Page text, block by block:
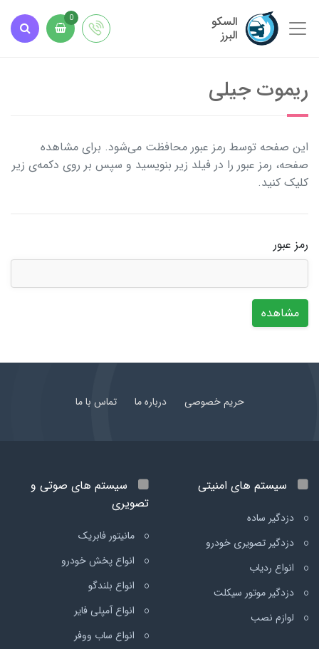
السکو
البرز
0
ریموت جیلی
این صفحه توسط رمز عبور محافظت می‌شود. برای مشاهده
صفحه، رمز عبور را در فیلد زیر بنویسید و سپس بر روی دکمه‌ی زیر
کلیک کنید.
رمز عبور
مشاهده
حریم خصوصی درباره ما تماس با ما
سیستم های امنیتی
دزدگیر ساده
دزدگیر تصویری خودرو
انواع ردیاب
دزدگیر موتور سیکلت
لوازم نصب
سیستم های صوتی و
تصویری
مانیتور فابریک
انواع پخش خودرو
انواع بلندگو
انواع آمپلی فایر
انواع ساب ووفر